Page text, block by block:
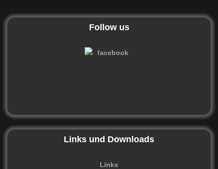
Follow us
Links und Downloads
Links